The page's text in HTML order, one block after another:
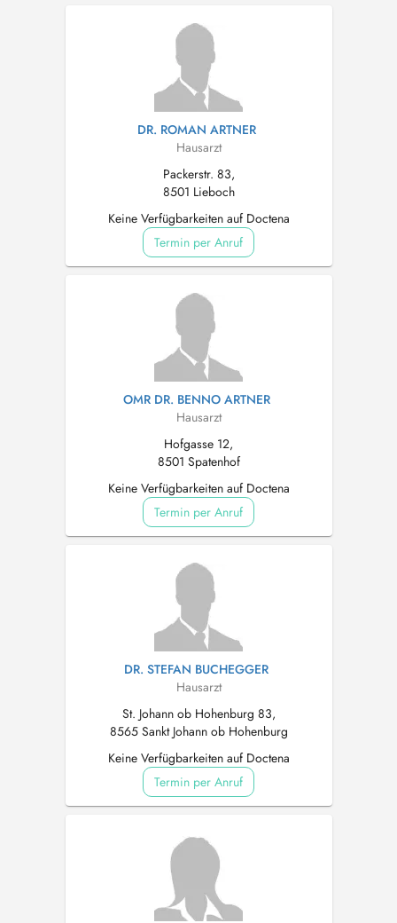
DR. ROMAN ARTNER
Hausarzt
Packerstr. 83,
8501 Lieboch
Keine Verfügbarkeiten auf Doctena
Termin per Anruf
OMR DR. BENNO ARTNER
Hausarzt
Hofgasse 12,
8501 Spatenhof
Keine Verfügbarkeiten auf Doctena
Termin per Anruf
DR. STEFAN BUCHEGGER
Hausarzt
St. Johann ob Hohenburg 83,
8565 Sankt Johann ob Hohenburg
Keine Verfügbarkeiten auf Doctena
Termin per Anruf